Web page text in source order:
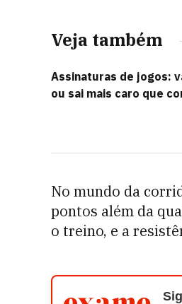
Veja também
Assinaturas de jogos:
ou sai mais caro que
No mundo da
pontos além da
o treino, e a